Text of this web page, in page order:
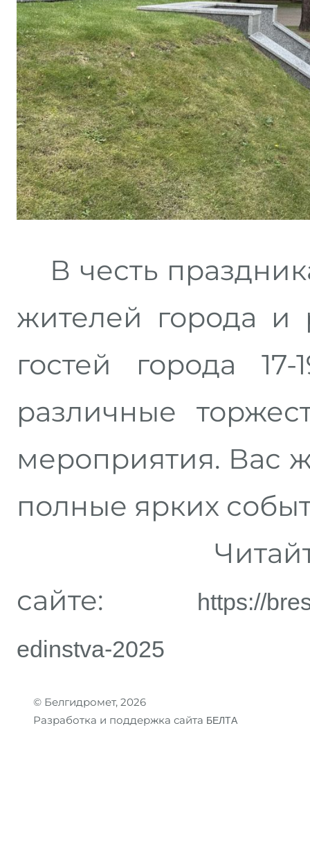
В честь
жителей города и
гостей города
различные
мероприятия. Вас
полные ярких
Читайте
сайте:
https://
edinstva-2025
© Белгидромет, 2026
Разработка и поддержка сайта БЕЛТА